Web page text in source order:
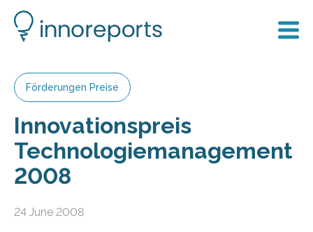
Förderungen Preise
Innovationspreis
Technologiemanagement
2008
24 June 2008